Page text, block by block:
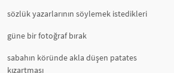
sözlük yazarlarının söylemek istedikleri
güne bir fotoğraf bırak
sabahın köründe akla düşen patates
kızartması